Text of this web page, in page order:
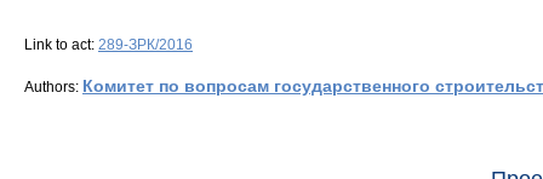
Link to act: 289-ЗРК/2016
Authors: Комитет по вопросам государственного